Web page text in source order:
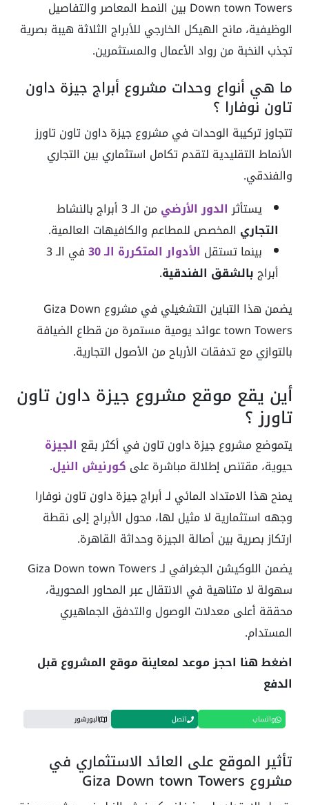
Down town Towers بين النمط المعاصر والتفاصيل
الوظيفية، مانح الهيكل الخارجي للأبراج الثلاثة هيبة بصرية
تجذب النخبة من رواد الأعمال والمستثمرين.
ما هي أنواع وحدات مشروع أبراج جيزة داون
تاون نوفارا ؟
تتجاوز تركيبة الوحدات في مشروع جيزة داون تاون تاورز
الأنماط التقليدية لتقدم تكامل استثماري بين التجاري
والفندقي.
يستأثرالدور الأرضي من الـ 3 أبراج بالنشاط
التجاري المخصص للمطاعم والكافيهات العالمية.
بينما تستقل الأدوار المتكررة الـ 30
في الـ 3
أبراجبالشقق الفندقية.
يضمن هذا التباين التشغيلي في مشروع Giza Down
town Towers عوائد يومية مستمرة من قطاع الضيافة
بالتوازي مع تدفقات الأرباح من الأصول التجارية.
أين يقع موقع مشروع جيزة داون تاون
تاورز ؟
يتموضع مشروع جيزة داون تاون في أكثر بقع الجيزة
حيوية، مقتنص إطلالة مباشرة على كورنيش النيل.
يمنح هذا الامتداد المائي لـ أبراج جيزة داون تاون نوفارا
وجهه استثمارية لا مثيل لها، محول الأبراج إلى نقطة
ارتكاز بصرية بين أصالة الجيزة وحداثة القاهرة.
يضمن اللوكيشن الجغرافي لـ Giza Down town Towers
سهولة لا متناهية في الانتقال عبر المحاور المحورية،
محققة أعلى معدلات الوصول والتدفق الجماهيري
المستدام.
اضغط هنا احجز موعد لمعاينة موقع المشروع قبل
الدفع
واتساب اتصل البورشور
تأثير الموقع على العائد الاستثماري في
مشروع Giza Down town Towers